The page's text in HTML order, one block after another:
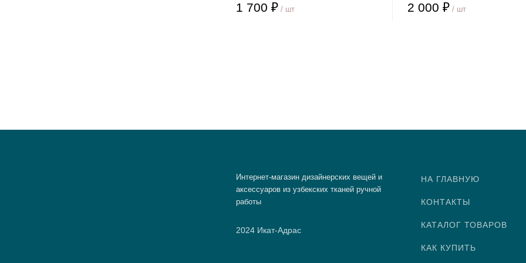
1 700 ₽ / шт 2 000 ₽/ шт
Интернет-магазин дизайнерских вещей и
аксессуаров из узбекских тканей ручной
работы
2024 Икат-Адрас
НА ГЛАВНУЮ
КОНТАКТЫ
КАТАЛОГ ТОВАРОВ
КАК КУПИТЬ